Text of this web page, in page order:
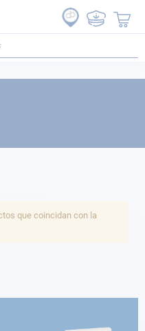
que coincidan con la